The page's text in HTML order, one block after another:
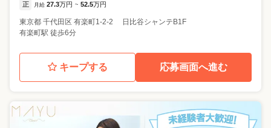
正 月給 27.3万円 ~ 52.5万円
東京都 千代田区 有楽町1-2-2 日比谷シャンテB1F
有楽町駅 徒歩6分
キープする 応募画面へ進む